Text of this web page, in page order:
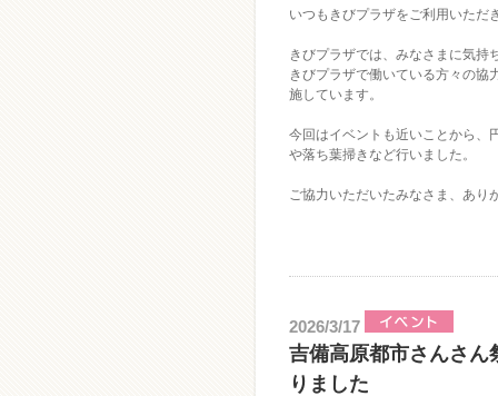
いつもきびプラザをご利用いただ
きびプラザでは、みなさまに気持
きびプラザで働いている方々の協
施しています。
今回はイベントも近いことから、
や落ち葉掃きなど行いました。
ご協力いただいたみなさま、あり
2026/3/17
吉備高原都市さんさん
りました